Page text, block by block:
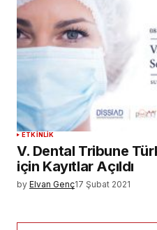
ETKINLIK
V. Dental Tribune
için Kayıtlar Açıldı
by Elvan Genç17 Şubat 2021